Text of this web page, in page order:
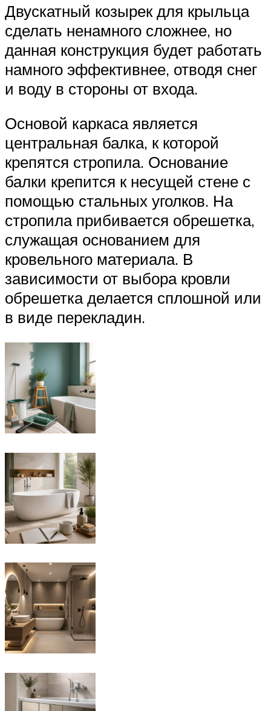
Двускатный козырек для крыльца
сделать ненамного сложнее, но
данная конструкция будет работать
намного эффективнее, отводя снег
и воду в стороны от входа.
Основой каркаса является
центральная балка, к которой
крепятся стропила. Основание
балки крепится к несущей стене с
помощью стальных уголков. На
стропила прибивается обрешетка,
служащая основанием для
кровельного материала. В
зависимости от выбора кровли
обрешетка делается сплошной или
в виде перекладин.